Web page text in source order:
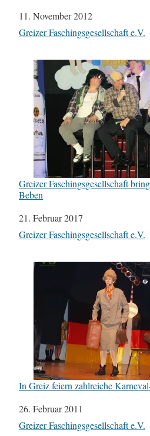
Datum
11. November 2012
In Bezug auf
Greizer Faschingsgesellschaft e.V.
Greizer Faschingsgesellschaft
Beben
Datum
21. Februar 2017
In Bezug auf
Greizer Faschingsgesellschaft e.V.
In Greiz feiern zahlreiche
Datum
26. Februar 2011
In Bezug auf
Greizer Faschingsgesellschaft e.V.